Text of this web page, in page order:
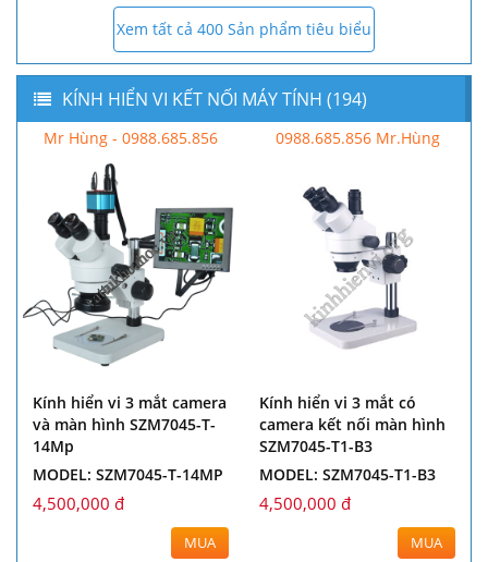
Xem tất cả 400 Sản phẩm tiêu biểu
KÍNH HIỂN VI KẾT NỐI MÁY TÍNH (194)
Mr Hùng - 0988.685.856
Kính hiển vi 3 mắt camera
và màn hình SZM7045-T-
14Mp
MODEL: SZM7045-T-14MP
4,500,000 đ
MUA
0988.685.856 Mr.Hùng
Kính hiển vi 3 mắt có
camera kết nối màn hình
SZM7045-T1-B3
MODEL: SZM7045-T1-B3
4,500,000 đ
MUA